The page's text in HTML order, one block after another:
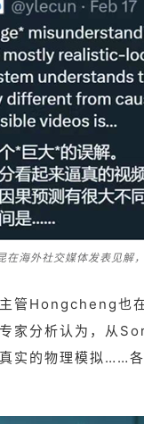
在海外社交媒体发表见解
管Hongcheng也
家分析认为，从
实的物理模拟……